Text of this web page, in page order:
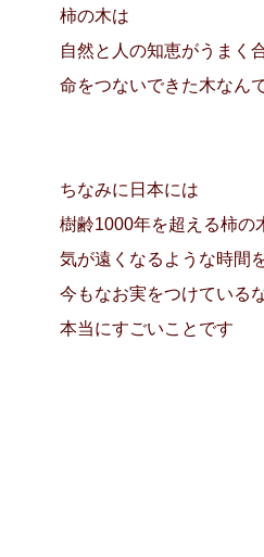
柿の木は
自然と人の知恵がうまく
命をつないできた木なん
ちなみに日本には
樹齢1000年を超える柿の
気が遠くなるような時間
今もなお実をつけている
本当にすごいことです